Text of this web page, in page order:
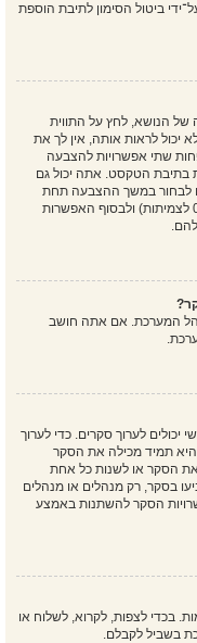
ביטול הסימון לתיבת הוספת
הנושא, לחץ על התווית
לראות אותה, אין לך את
שתי אפשרויות להצבעה
בתיבת הטקסט. אתה יכול גם
לבחור במשך ההצבעה תחת
“אפשרויות לכל משתמש”, זמן הגבלה לסקר בימים (0 לצמיתות) ולבסוף האפשרות
המערכת. אם אתה חושב
לערוך סקרים. כדי לערוך
תמיד מכילה את הסקר
הסקר או לשנות כל אחת
בסקר, רק מנהלים או מנהלים
הסקר להשתנות באמצע
בכדי לצפות, לקרוא, לשלוח או
בשביל לקבלם.